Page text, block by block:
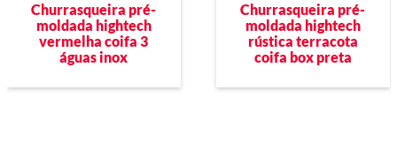
Churrasqueira pré-
moldada hightech
vermelha coifa 3
águas inox
Churrasqueira pré-
moldada hightech
rústica terracota
coifa box preta